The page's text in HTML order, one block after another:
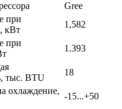
Gree
при
кВт
1,582
при
1.393
тыс. BTU
18
охлаждение,
-15...+50